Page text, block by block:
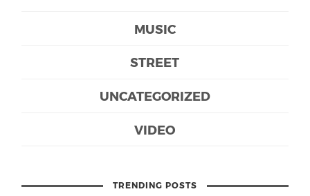
MUSIC
STREET
UNCATEGORIZED
VIDEO
TRENDING POSTS